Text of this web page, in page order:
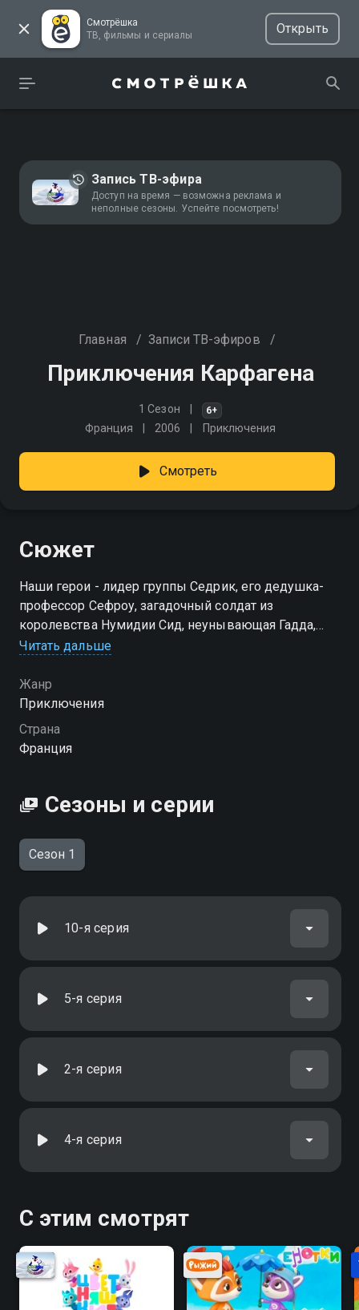
Смотрёшка
ТВ, фильмы и сериалы
Открыть
Запись ТВ-эфира
Доступ на время — возможна реклама и
неполные сезоны. Успейте посмотреть!
Главная / Записи ТВ-эфиров /
Приключения Карфагена
1 Сезон 6+
Франция 2006 Приключения
Смотреть
Сюжет
Наши герои - лидер группы Седрик, его дедушка-
профессор Сефроу, загадочный солдат из
королевства Нумидии Сид, неунывающая Гадда,
сварливый Котар и, конечно же, Осел! , Хамура. На
количеством разных людей и существ
Читать дальше
Жанр
Приключения
Страна
Франция
Сезоны и серии
Сезон 1
10-я серия
5-я серия
2-я серия
4-я серия
С этим смотрят